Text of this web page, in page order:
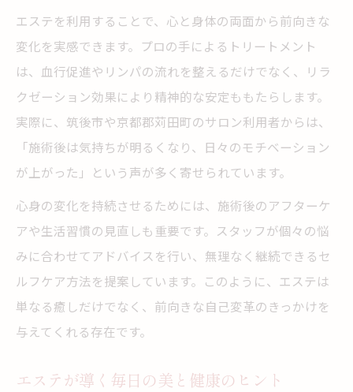
エステを利用することで、心と身体の両面から前向きな
変化を実感できます。プロの手によるトリートメント
は、血行促進やリンパの流れを整えるだけでなく、リラ
クゼーション効果により精神的な安定ももたらします。
実際に、筑後市や京都郡苅田町のサロン利用者からは、
「施術後は気持ちが明るくなり、日々のモチベーション
が上がった」という声が多く寄せられています。
心身の変化を持続させるためには、施術後のアフターケ
アや生活習慣の見直しも重要です。スタッフが個々の悩
みに合わせてアドバイスを行い、無理なく継続できるセ
ルフケア方法を提案しています。このように、エステは
単なる癒しだけでなく、前向きな自己変革のきっかけを
与えてくれる存在です。
エステが導く毎日の美と健康のヒント